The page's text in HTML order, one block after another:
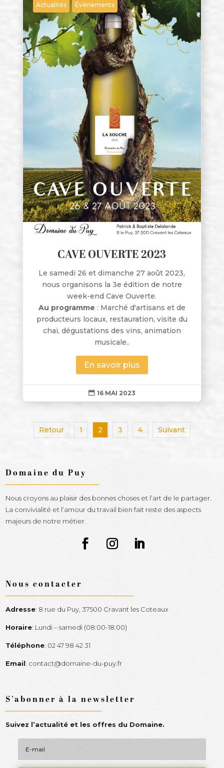
Actualités Évènements
CAVE OUVERTE 2023
Le samedi 26 et dimanche 27 août 2023,
nous organisons la 3e édition de notre
week-end Cave Ouverte.
Au programme : Marché d'artisans et de
producteurs locaux, restauration, visite du
chai, dégustations des vins, animation
musicale..
En savoir plus
 16 MAI 2023
Retour 1 2 3 4 Suivant
Domaine du Puy
Nous croyons au plaisir des bonnes choses et l’art de le partager.
La convivialité et l’amour du travail bien fait reste des aspects
majeurs de notre métier.
Nous contacter
Adresse: 8 rue du Puy, 37500 Cravant les Coteaux
Horaire: Lundi – samedi (08:00-18:00)
Téléphone: 02 47 98 42 31
Email: contact@domaine-du-puy.fr
S’abonner à la newsletter
Suivez l’actualité et les offres du Domaine.